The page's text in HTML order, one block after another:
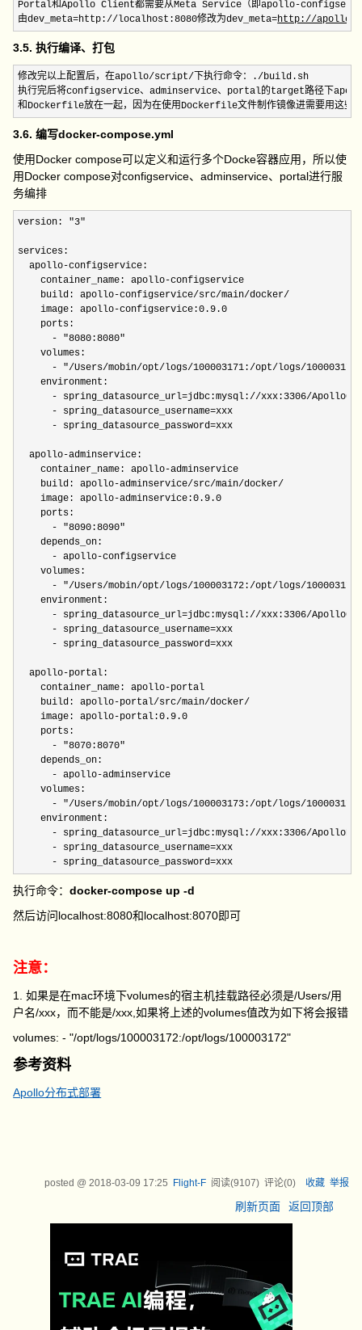
Portal和Apollo Client都需要从Meta Service（即apollo-configservice
由dev_meta=http://localhost:8080修改为dev_meta=http://apollo-
3.5. 执行编译、打包
修改完以上配置后，在apollo/script/下执行命令：./build.sh
执行完后将configservice、adminservice、portal的target路径下
和Dockerfile放在一起，因为在使用Dockerfile文件制作镜像进需要用这些
3.6. 编写docker-compose.yml
使用Docker compose可以定义和运行多个Docke容器应用，所以使
用Docker compose对configservice、adminservice、portal进行服
务编排
version: "3"
services:
apollo-configservice:
container_name: apollo-configservice
build: apollo-configservice/src/main/docker/
    image: apollo-configservice:
0.9.0
    ports:
      -
"8080:8080"
    volumes:
      -
"/Users/mobin/opt/logs/100003171:/opt/logs/100003171"
    environment:
      - spring_datasource_url=jdbc:mysql:
      - spring_datasource_username=xxx
      - spring_datasource_password=xxx
  apollo-adminservice:
    container_name: apollo-adminservice
    build: apollo-adminservice/src/main/docker/
    image: apollo-adminservice:
0.9.0
    ports:
      -
"8090:8090"
    depends_on:
      - apollo-configservice
    volumes:
      -
"/Users/mobin/opt/logs/100003172:/opt/logs/
    environment:
      - spring_datasource_url=jdbc:mysql:
      - spring_datasource_username=xxx
      - spring_datasource_password=xxx
  apollo-portal:
    container_name: apollo-portal
    build: apollo-portal/src/main/docker/
    image: apollo-portal:
0.9.0
    ports:
      -
"8070:8070"
    depends_on:
      - apollo-adminservice
    volumes:
      -
"/Users/mobin/opt/logs/100003173:/opt/logs/
    environment:
      - spring_datasource_url=jdbc:mysql:
      - spring_datasource_username=xxx
      - spring_datasource_password=xxx
执行命令：docker-compose up -d
然后访问localhost:8080和localhost:8070即可
注意：
1. 如果是在mac环境下volumes的宿主机挂载路径必须是/Users/用
户名/xxx，而不能是/xxx,如果将上述的volumes值改为如下将会报错
volumes: - "/opt/logs/100003172:/opt/logs/100003172"
参考资料
Apollo分布式部署
posted @ 2018-03-09 17:25 Flight-F阅读(9107) 评论(0) 收藏 举报
刷新页面 返回顶部